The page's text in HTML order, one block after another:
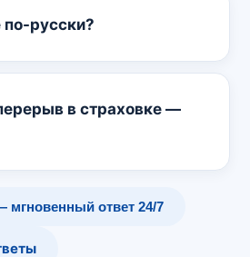
по-русски?
в страховке —
мгновенный ответ 24/7